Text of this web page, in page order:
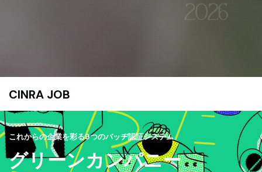
CINRA JOB
これからの企業を彩る9つのバッヂ認証システム
グリーンカンパニー